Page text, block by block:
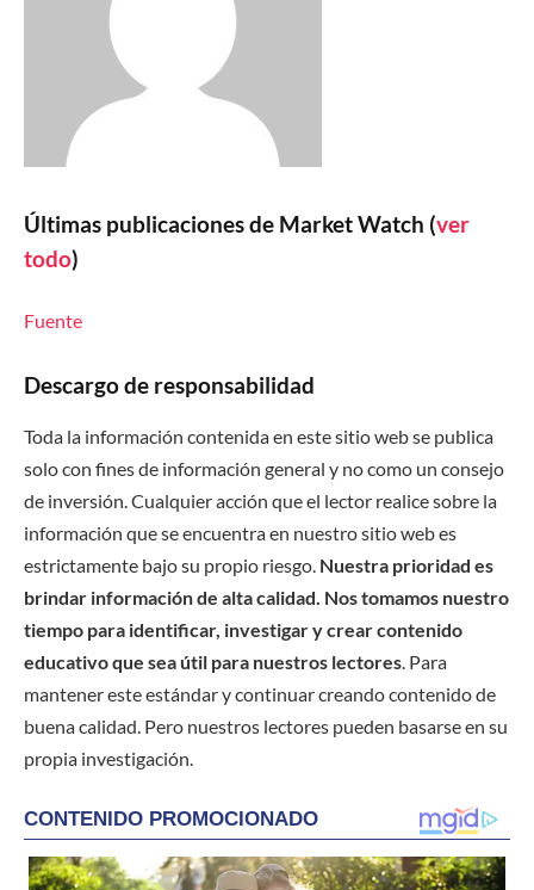
Últimas publicaciones de Market Watch (ver
todo)
Fuente
Descargo de responsabilidad
Toda la información contenida en este sitio web se publica
solo con fines de información general y no como un consejo
de inversión. Cualquier acción que el lector realice sobre la
información que se encuentra en nuestro sitio web es
estrictamente bajo su propio riesgo. Nuestra prioridad es
brindar información de alta calidad. Nos tomamos nuestro
tiempo para identificar, investigar y crear contenido
educativo que sea útil para nuestros lectores. Para
mantener este estándar y continuar creando contenido de
buena calidad. Pero nuestros lectores pueden basarse en su
propia investigación.